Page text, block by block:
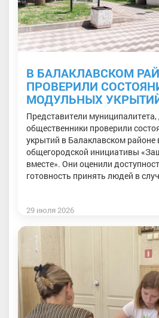
В БАЛАКЛАВСКОМ
ПРОВЕРИЛИ
МОДУЛЬНЫХ
Представители
общественники проверили
укрытий в Балаклавском районе
общегородской инициативы
вместе». Они оценили
готовность принять людей в
29 июля 2026